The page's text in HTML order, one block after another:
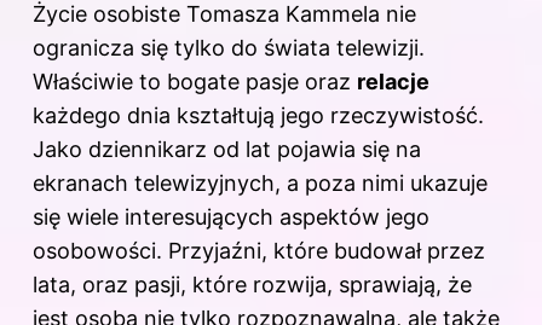
Życie osobiste Tomasza Kammela nie
ogranicza się tylko do świata telewizji.
Właściwie to bogate pasje oraz relacje
każdego dnia kształtują jego rzeczywistość.
Jako dziennikarz od lat pojawia się na
ekranach telewizyjnych, a poza nimi ukazuje
się wiele interesujących aspektów jego
osobowości. Przyjaźni, które budował przez
lata, oraz pasji, które rozwija, sprawiają, że
jest osobą nie tylko rozpoznawalną, ale także